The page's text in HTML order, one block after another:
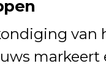
van
markeert